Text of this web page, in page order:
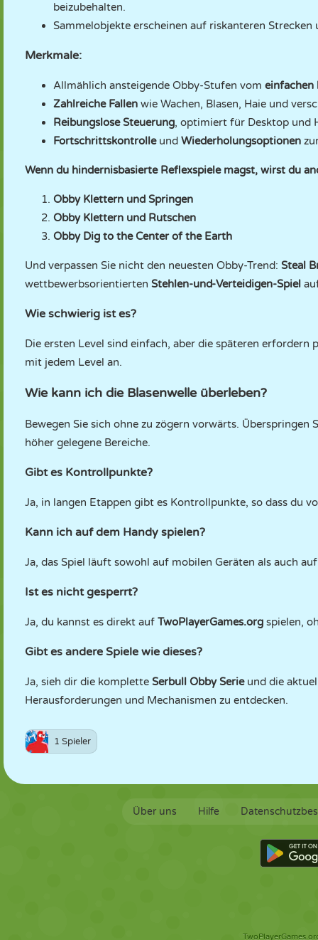
beizubehalten.
Sammelobjekte erscheinen auf riskanteren Strecken
Merkmale:
Allmählich ansteigende Obby-Stufen vom einfachen
Zahlreiche Fallen wie Wachen, Blasen, Haie und
Reibungslose Steuerung, optimiert für Desktop und
Fortschrittskontrolle und Wiederholungsoptionen
Wenn du hindernisbasierte Reflexspiele magst, wirst du
Obby Klettern und Springen
Obby Klettern und Rutschen
Obby Dig to the Center of the Earth
Und verpassen Sie nicht den neuesten Obby-Trend: Steal
wettbewerbsorientierten Stehlen-und-Verteidigen-Spiel
Wie schwierig ist es?
Die ersten Level sind einfach, aber die späteren
mit jedem Level an.
Wie kann ich die Blasenwelle überleben?
Bewegen Sie sich ohne zu zögern vorwärts.
höher gelegene Bereiche.
Gibt es Kontrollpunkte?
Ja, in langen Etappen gibt es Kontrollpunkte, so dass du
Kann ich auf dem Handy spielen?
Ja, das Spiel läuft sowohl auf mobilen Geräten als auch
Ist es nicht gesperrt?
Ja, du kannst es direkt auf TwoPlayerGames.org spielen,
Gibt es andere Spiele wie dieses?
Ja, sieh dir die komplette Serbull Obby Serie und die
Herausforderungen und Mechanismen zu entdecken.
1 Spieler
Über uns Hilfe